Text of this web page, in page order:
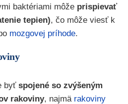
baktériami môže prispievať
tepien), čo môže viesť k
mozgovej príhode.
byťspojené so zvýšeným
rakoviny, najmä rakoviny